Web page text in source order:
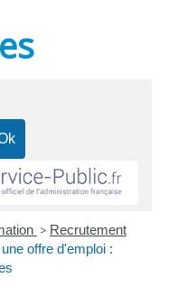
> Recrutement
offre d'emploi :